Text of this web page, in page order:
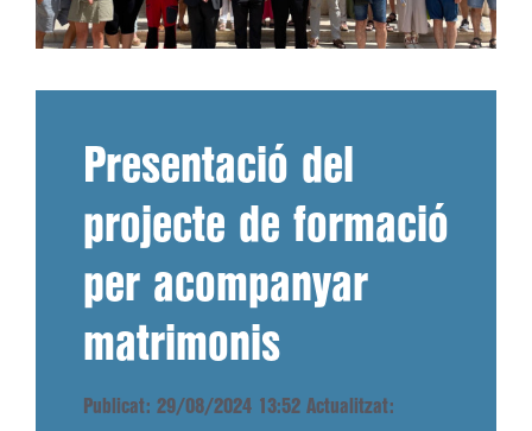
Presentació del
projecte de formació
per acompanyar
matrimonis
Publicat: 29/08/2024 13:52 Actualitzat: